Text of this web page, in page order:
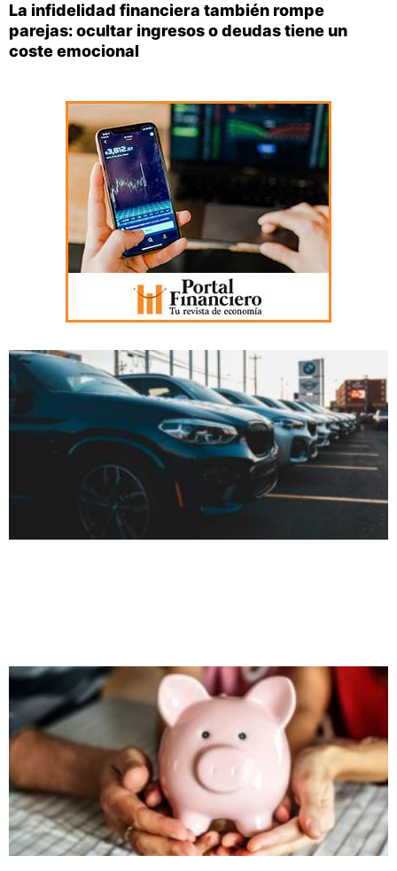
La infidelidad financiera también rompe
parejas: ocultar ingresos o deudas tiene un
coste emocional